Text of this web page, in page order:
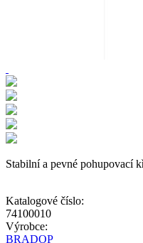
Stabilní a pevné pohupovací
Katalogové číslo:
74100010
Výrobce:
BRADOP